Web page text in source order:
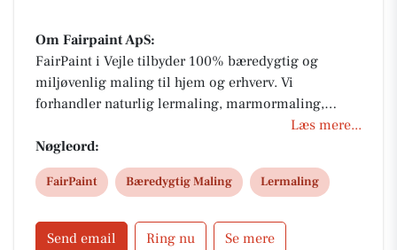
Om Fairpaint ApS:
FairPaint i Vejle tilbyder 100% bæredygtig og
miljøvenlig maling til hjem og erhverv. Vi
forhandler naturlig lermaling, marmormaling,
facade-, træ- og gulvprodukter fra bl.a. Volvox. Skab
et sundt indeklima med åndbar og fugtregulerende
maling uden unødig kemi. Få professionel
vejledning om farver og nuancer, så du opnår et
Læs mere...
Nøgleord:
FairPaint Bæredygtig Maling Lermaling
Send email Ring nu Se mere